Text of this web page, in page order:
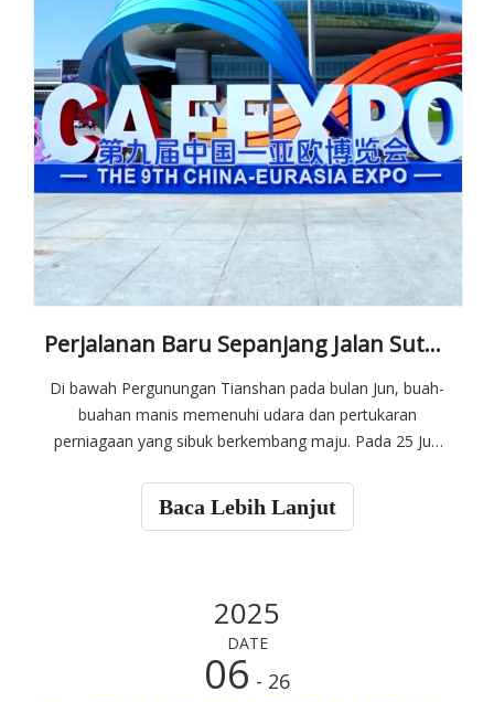
Perjalanan Baru Sepanjang Jalan Sutera | Kumpulan JP Debut di Ekspo China-Eurasia ke-9
Di bawah Pergunungan Tianshan pada bulan Jun, buah-
buahan manis memenuhi udara dan pertukaran
perniagaan yang sibuk berkembang maju. Pada 25 Jun
megah di Urumqi, Xinjiang. Sebagai acara antarabangsa
komprehensif yang berpengaruh di sepanjang Inisiatif
Baca Lebih Lanjut
2025
DATE
06 - 26